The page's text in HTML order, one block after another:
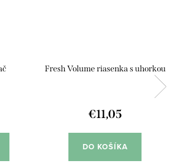
Fresh Volume riasenka s uhorkou
€11,05
DO KOŠÍKA